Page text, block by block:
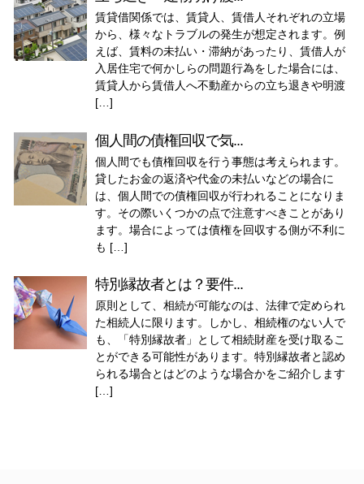
賃貸借関係では、賃貸人、賃借人それぞれの立場
から、様々なトラブルの発生が想定されます。例
えば、賃料の未払い・滞納があったり、賃借人が
入居住宅で何かしらの問題行為をした場合には、
賃貸人から賃借人へ不動産からの立ち退きや明渡
[…]
個人間の債権回収で気...
個人間でも債権回収を行う事態は考えられます。
貸したお金の返済や代金の未払いなどの場合に
は、個人間での債権回収が行われることになりま
す。その際いくつかの点で注意すべきことがあり
ます。場合によっては債権を回収する側が不利に
も […]
特別縁故者とは？要件...
原則として、相続が可能なのは、法律で定められ
た相続人に限ります。しかし、相続権のない人で
も、「特別縁故者」として相続財産を受け取るこ
とができる可能性があります。特別縁故者と認め
られる場合とはどのような場合かをご紹介します
[…]